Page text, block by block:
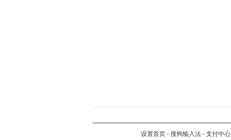
设置首页 - 搜狗输入法 - 支付中心